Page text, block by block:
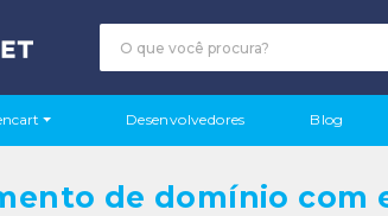
Desenvolvedores Blog
de domínio com